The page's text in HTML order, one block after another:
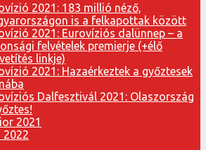
2021: 183 millió néző,
is a felkapottak között
2021: Eurovíziós dalünnep – a
felvételek premierje (+élő
linkje)
2021: Hazaérkeztek a győztesek
Dalfesztivál 2021: Olaszország
2021
2022